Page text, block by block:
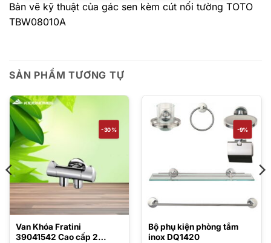
Bản vẽ kỹ thuật của gác sen kèm cút nối tường TOTO
TBW08010A
SẢN PHẨM TƯƠNG TỰ
-30%
Van Khóa Fratini
39041542 Cao cấp 2
-9%
Bộ phụ kiện phòng tắm
inox DQ1420